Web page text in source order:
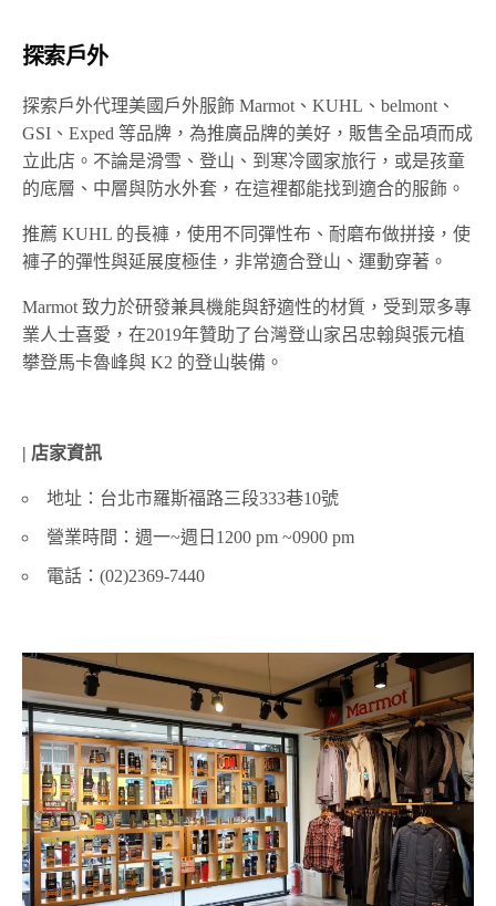
探索戶外
探索戶外代理美國戶外服飾 Marmot、KUHL、belmont、
GSI、Exped 等品牌，為推廣品牌的美好，販售全品項而成
立此店。不論是滑雪、登山、到寒冷國家旅行，或是孩童
的底層、中層與防水外套，在這裡都能找到適合的服飾。
推薦 KUHL 的長褲，使用不同彈性布、耐磨布做拼接，使
褲子的彈性與延展度極佳，非常適合登山、運動穿著。
Marmot 致力於研發兼具機能與舒適性的材質，受到眾多專
業人士喜愛，在2019年贊助了台灣登山家呂忠翰與張元植
攀登馬卡魯峰與 K2 的登山裝備。
| 店家資訊
地址：台北市羅斯福路三段333巷10號
營業時間：週一~週日1200 pm ~0900 pm
電話：(02)2369-7440